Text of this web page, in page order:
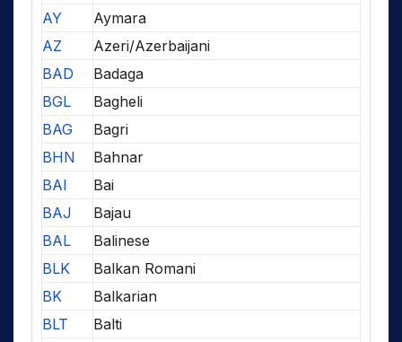
AY
Aymara
AZ
Azeri/Azerbaijani
BAD
Badaga
BGL
Bagheli
BAG
Bagri
BHN
Bahnar
BAI
Bai
BAJ
Bajau
BAL
Balinese
BLK
Balkan Romani
BK
Balkarian
BLT
Balti